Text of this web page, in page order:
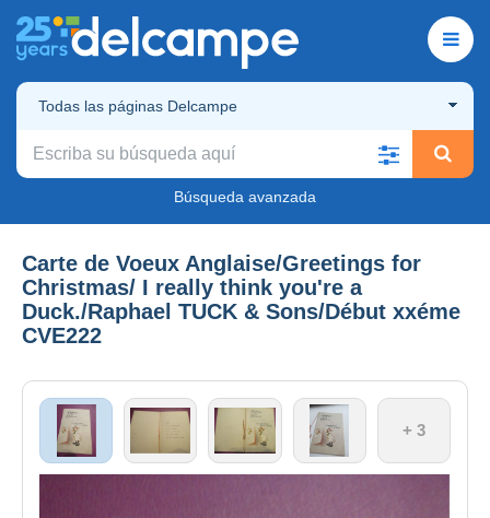
Todas las páginas Delcampe
Búsqueda avanzada
Carte de Voeux Anglaise/Greetings for
Christmas/ I really think you're a
Duck./Raphael TUCK & Sons/Début xxéme
CVE222
+ 3